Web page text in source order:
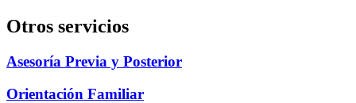
Otros servicios
Asesoría Previa y Posterior
Orientación Familiar